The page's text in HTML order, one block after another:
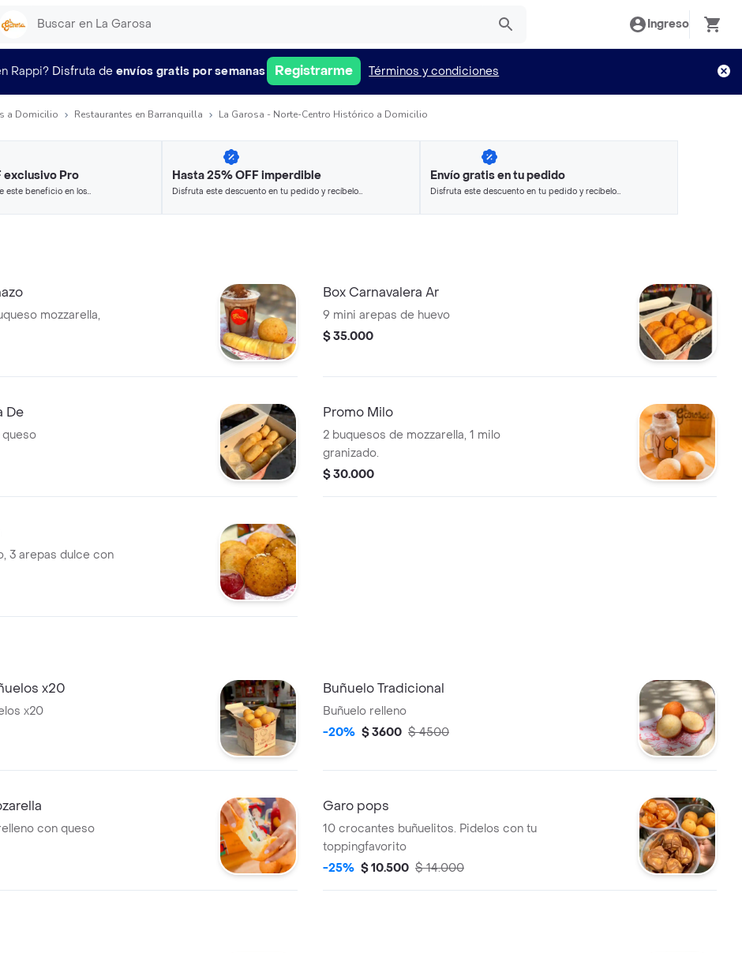
Ingreso
Rappi? Disfruta de envíos gratis por semanas Registrarme Términos y condiciones
a Domicilio Restaurantes en Barranquilla La Garosa - Norte-Centro Histórico a Domicilio
exclusivo Pro
este beneficio en los
Hasta 25% OFF imperdible
Disfruta este descuento en tu pedido y recíbelo
Envío gratis en tu pedido
Disfruta este descuento en tu pedido y recíbelo
mozzarella,
Box Carnavalera Ar
9 mini arepas de huevo
$ 35.000
De Promo Milo
2 buquesos de mozzarella, 1 milo
granizado.
$ 30.000
3 arepas dulce con
x20
x20
Buñuelo Tradicional
Buñuelo relleno
-20% $ 3600 $ 4500
con queso
Garo pops
10 crocantes buñuelitos. Pidelos con tu
toppingfavorito
-25% $ 10.500 $ 14.000